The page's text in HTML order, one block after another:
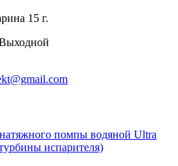
15 г.
помпы водяной Ultra
испарителя)